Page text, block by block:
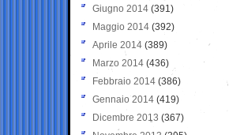
Giugno 2014 (391)
Maggio 2014 (392)
Aprile 2014 (389)
Marzo 2014 (436)
Febbraio 2014 (386)
Gennaio 2014 (419)
Dicembre 2013 (367)